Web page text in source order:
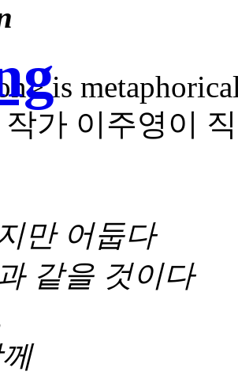
is
가 이주영이
만 어둡다
같을 것이다